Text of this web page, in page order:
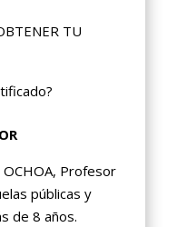
TU
OCHOA, Profesor
públicas y
de 8 años.